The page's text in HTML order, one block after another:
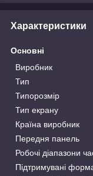
Характеристики
Основні
Виробник
Тип
Типорозмір
Тип екрану
Країна виробник
Передня панель
Робочі діапазони
Підтримувані